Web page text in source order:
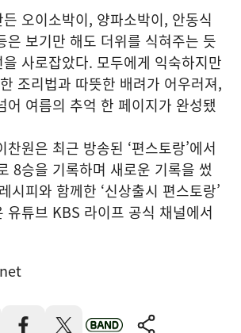
오이소박이, 양파소박이, 안동식
은 보기만 해도 더위를 식혀주는 듯
사로잡았다. 모두에게 익숙하지만
조리법과 따뜻한 배려가 어우러져,
어 여름의 추억 한 페이지가 완성됐
원은 최근 방송된 ‘편스토랑’에서
8승을 기록하며 새로운 기록을 썼
시피와 함께한 ‘신상출시 편스토랑’
유튜브 KBS 라이프 공식 채널에서